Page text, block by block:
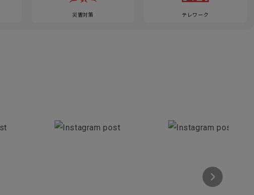
災害対策 テレワーク